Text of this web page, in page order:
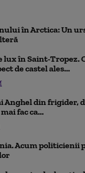
în Arctica: Un
lux în Saint-Tropez.
de castel ales...
Anghel din frigider,
fac ca...
Acum politicienii